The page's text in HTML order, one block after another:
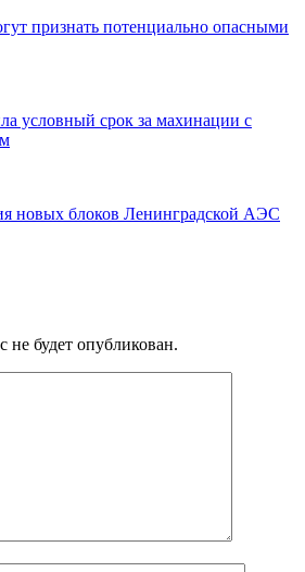
признать потенциально опасными
условный срок за махинации с
новых блоков Ленинградской АЭС
будет опубликован.